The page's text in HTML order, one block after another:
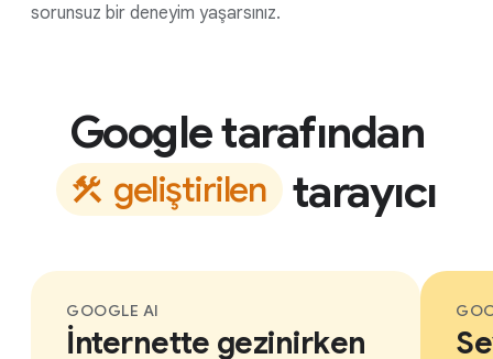
sorunsuz bir deneyim yaşarsınız.
Google tarafından
geliştirilen tarayıcı
GOOGLE AI
İnternette gezinirken